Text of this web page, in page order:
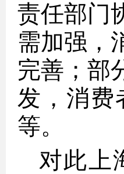
责任部门
需加强，
完善；部
发，消费
等。
对此上